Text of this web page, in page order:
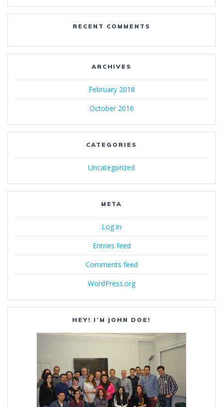
RECENT COMMENTS
ARCHIVES
February 2018
October 2016
CATEGORIES
Uncategorized
META
Log in
Entries feed
Comments feed
WordPress.org
HEY! I’M JOHN DOE!